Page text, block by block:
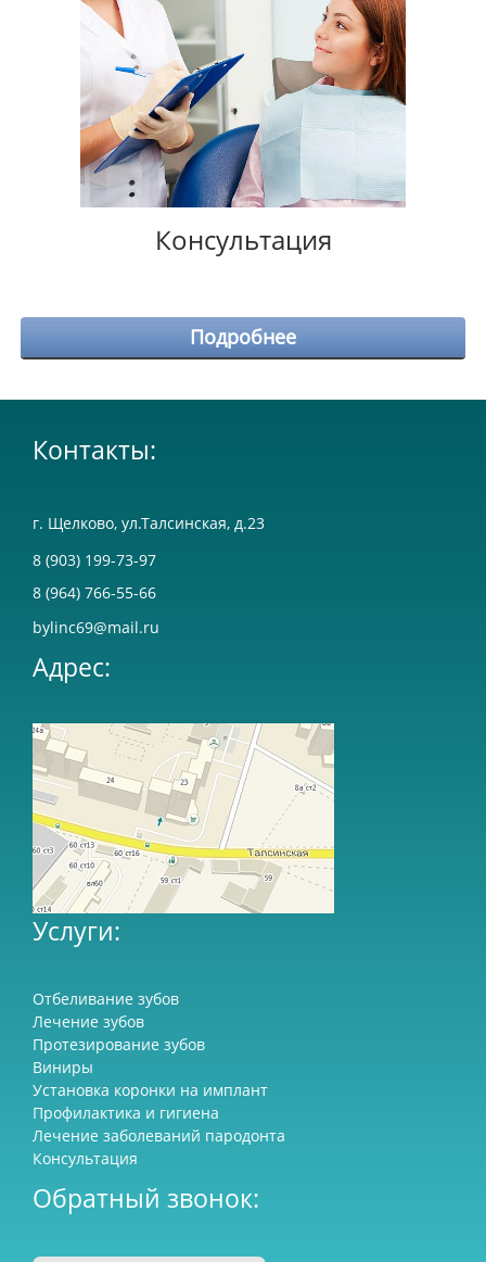
Консультация
Подробнее
Контакты:
г. Щелково, ул.Талсинская, д.23
8 (903) 199-73-97
8 (964) 766-55-66
bylinc69@mail.ru
Адрес:
Услуги:
Отбеливание зубов
Лечение зубов
Протезирование зубов
Виниры
Установка коронки на имплант
Профилактика и гигиена
Лечение заболеваний пародонта
Консультация
Обратный звонок: